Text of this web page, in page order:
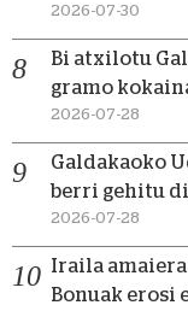
2026-07-30
Bi atxilotu
gramo
2026-07-28
Galdakaoko
berri gehitu
2026-07-28
Iraila
Bonuak erosi